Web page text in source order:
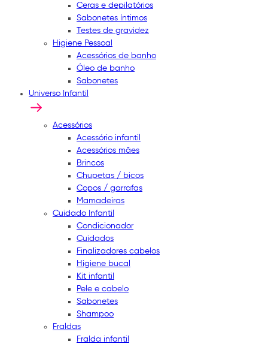
Ceras e depilatórios
Sabonetes íntimos
Testes de gravidez
Higiene Pessoal
Acessórios de banho
Óleo de banho
Sabonetes
Universo Infantil
Acessórios
Acessório infantil
Acessórios mães
Brincos
Chupetas / bicos
Copos / garrafas
Mamadeiras
Cuidado Infantil
Condicionador
Cuidados
Finalizadores cabelos
Higiene bucal
Kit infantil
Pele e cabelo
Sabonetes
Shampoo
Fraldas
Fralda infantil